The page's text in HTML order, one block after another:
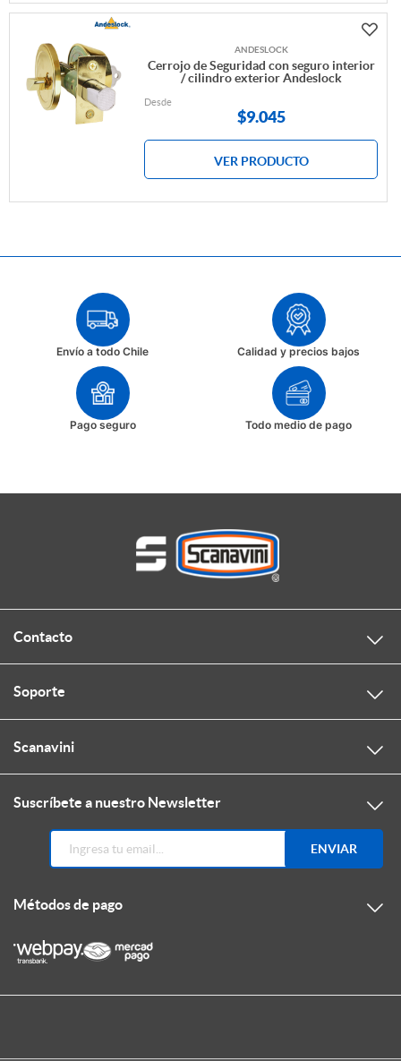
ANDESLOCK
Cerrojo de Seguridad con seguro interior
/ cilindro exterior Andeslock
Desde
$9.045
VER PRODUCTO
Envío a todo Chile Calidad y precios bajos
Pago seguro Todo medio de pago
Contacto
Soporte
Scanavini
Suscríbete a nuestro Newsletter
ENVIAR
Métodos de pago